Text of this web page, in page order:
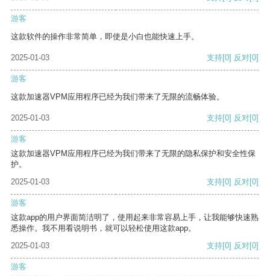
游客
这款软件的操作非常简单，即使是小白也能快速上手。
2025-01-03 支持[0] 反对[0]
游客
这款加速器VPM应用程序已经为我们带来了无限的流畅体验。
2025-01-03 支持[0] 反对[0]
游客
这款加速器VPM应用程序已经为我们带来了无限的隐私保护和安全性保
护。
2025-01-03
支持[0] 反对[0]
游客
这款app的用户界面简洁明了，使用起来非常容易上手，让我能够快速熟
悉操作。我不用看说明书，就可以轻松使用这款app。
2025-01-03
支持[0] 反对[0]
游客